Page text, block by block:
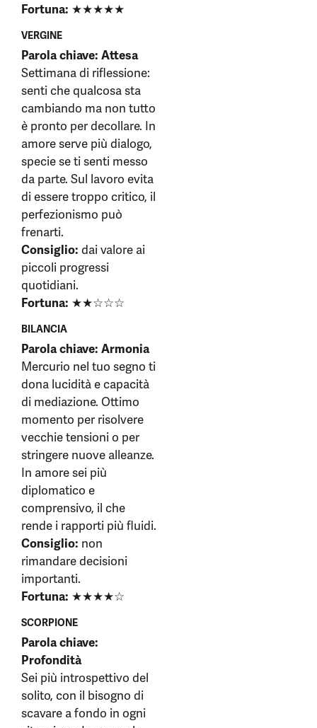
Fortuna: ★★★★★
VERGINE
Parola chiave: Attesa
Settimana di riflessione:
senti che qualcosa sta
cambiando ma non tutto
è pronto per decollare. In
amore serve più dialogo,
specie se ti senti messo
da parte. Sul lavoro evita
di essere troppo critico, il
perfezionismo può
frenarti.
Consiglio: dai valore ai
piccoli progressi
quotidiani.
Fortuna: ★★☆☆☆
BILANCIA
Parola chiave: Armonia
Mercurio nel tuo segno ti
dona lucidità e capacità
di mediazione. Ottimo
momento per risolvere
vecchie tensioni o per
stringere nuove alleanze.
In amore sei più
diplomatico e
comprensivo, il che
rende i rapporti più fluidi.
Consiglio: non
rimandare decisioni
importanti.
Fortuna: ★★★★☆
SCORPIONE
Parola chiave:
Profondità
Sei più introspettivo del
solito, con il bisogno di
scavare a fondo in ogni